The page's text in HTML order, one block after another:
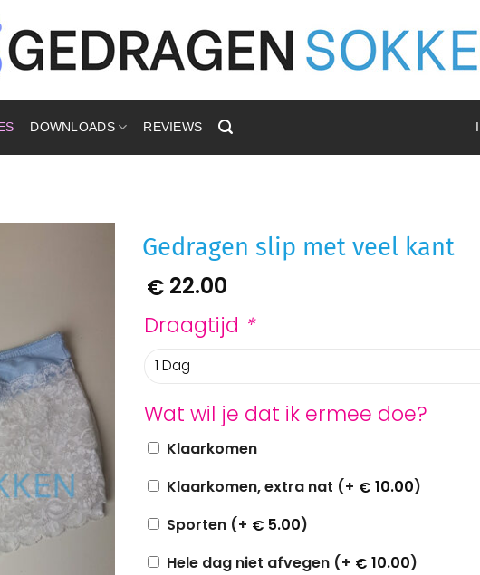
DOWNLOADS REVIEWS
Gedragen slip met veel kant
€22.00
Draagtijd *
Wat wil je dat ik ermee doe?
Klaarkomen
Klaarkomen, extra nat (+ € 10.00)
Sporten (+ € 5.00)
Hele dag niet afvegen (+ € 10.00)